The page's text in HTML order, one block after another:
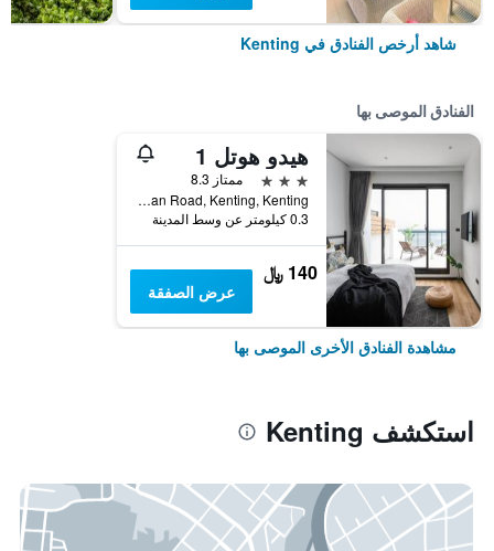
شاهد أرخص الفنادق في Kenting
الفنادق الموصى بها
هيدو هوتل 1
3 نجوم
ممتاز 8.3
No.132-1, Dawan Road, Kenting, Kenting, تايوان
0.3 كيلومتر عن وسط المدينة
140 ﷼
عرض الصفقة
مشاهدة الفنادق الأخرى الموصى بها
استكشف Kenting